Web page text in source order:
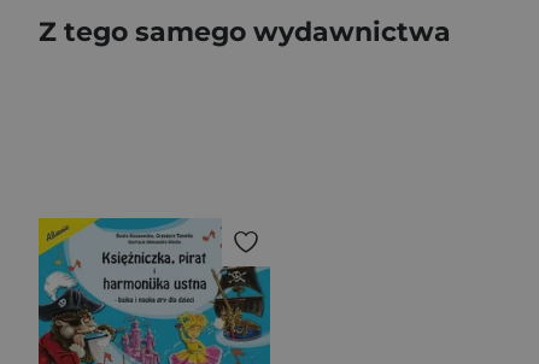
Z tego samego wydawnictwa